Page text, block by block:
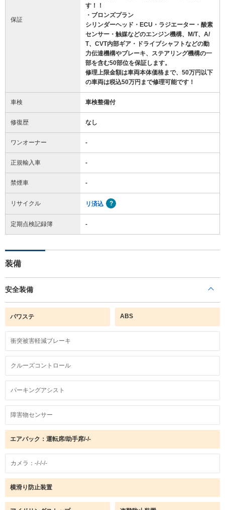
保証
す！！
・ブロンズプラン
シリンダーヘッド・ECU・ラジエーター・酸素
センサー・触媒などのエンジン機構、M/T、A/
T、CVT内部ギア・ドライブシャフトなどの動
力伝達機構やブレーキ、ステアリング機構の一
部を含む50部位を保証します。
修理上限金額は車両本体価格まで、50万円以下
の車両は税込50万円まで修理可能です！
車検 車検整備付
修復歴 なし
ワンオーナー -
正規輸入車 -
禁煙車 -
リサイクル リ済込
定期点検記録簿 -
装備
安全装備
パワステ ABS
衝突被害軽減ブレーキ
クルーズコントロール
パーキングアシスト
障害物センサー
エアバック：運転席/助手席/-/-
カメラ：-/-/-/-
横滑り防止装置